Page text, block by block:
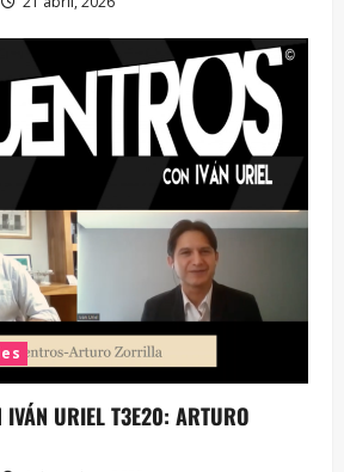
IVÁN URIEL T3E20: ARTURO